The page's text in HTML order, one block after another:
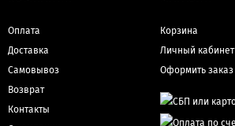
Оплата
Доставка
Самовывоз
Возврат
Контакты
Корзина
Личный кабинет
Оформить заказ